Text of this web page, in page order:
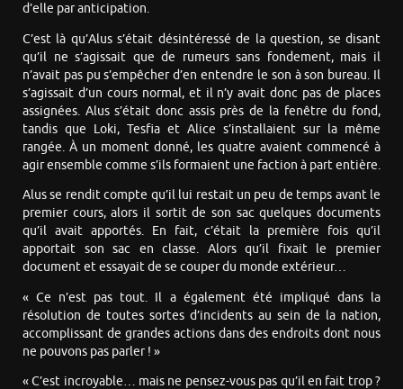
d’elle par anticipation.
C’est là qu’Alus s’était désintéressé de la question, se disant
qu’il ne s’agissait que de rumeurs sans fondement, mais il
n’avait pas pu s’empêcher d’en entendre le son à son bureau. Il
s’agissait d’un cours normal, et il n’y avait donc pas de places
assignées. Alus s’était donc assis près de la fenêtre du fond,
tandis que Loki, Tesfia et Alice s’installaient sur la même
rangée. À un moment donné, les quatre avaient commencé à
agir ensemble comme s’ils formaient une faction à part entière.
Alus se rendit compte qu’il lui restait un peu de temps avant le
premier cours, alors il sortit de son sac quelques documents
qu’il avait apportés. En fait, c’était la première fois qu’il
apportait son sac en classe. Alors qu’il fixait le premier
document et essayait de se couper du monde extérieur…
« Ce n’est pas tout. Il a également été impliqué dans la
résolution de toutes sortes d’incidents au sein de la nation,
accomplissant de grandes actions dans des endroits dont nous
ne pouvons pas parler ! »
« C’est incroyable… mais ne pensez-vous pas qu’il en fait trop ?